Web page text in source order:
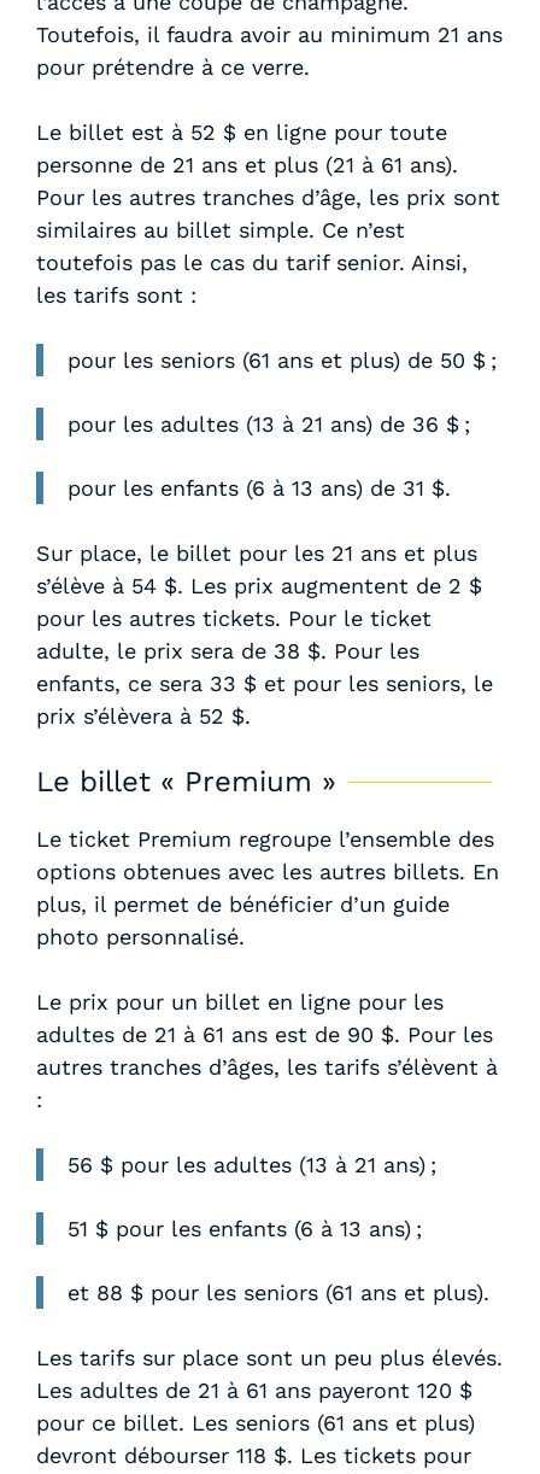
Toutefois, il faudra avoir au minimum 21 ans
pour prétendre à ce verre.
Le billet est à 52 $ en ligne pour toute
personne de 21 ans et plus (21 à 61 ans).
Pour les autres tranches d’âge, les prix sont
similaires au billet simple. Ce n’est
toutefois pas le cas du tarif senior. Ainsi,
les tarifs sont :
pour les seniors (61 ans et plus) de 50 $ ;
pour les adultes (13 à 21 ans) de 36 $ ;
pour les enfants (6 à 13 ans) de 31 $.
Sur place, le billet pour les 21 ans et plus
s’élève à 54 $. Les prix augmentent de 2 $
pour les autres tickets. Pour le ticket
adulte, le prix sera de 38 $. Pour les
enfants, ce sera 33 $ et pour les seniors, le
prix s’élèvera à 52 $.
Le billet « Premium »
Le ticket Premium regroupe l’ensemble des
options obtenues avec les autres billets. En
plus, il permet de bénéficier d’un guide
photo personnalisé.
Le prix pour un billet en ligne pour les
adultes de 21 à 61 ans est de 90 $. Pour les
autres tranches d’âges, les tarifs s’élèvent à
:
56 $ pour les adultes (13 à 21 ans) ;
51 $ pour les enfants (6 à 13 ans) ;
et 88 $ pour les seniors (61 ans et plus).
Les tarifs sur place sont un peu plus élevés.
Les adultes de 21 à 61 ans payeront 120 $
pour ce billet. Les seniors (61 ans et plus)
devront débourser 118 $. Les tickets pour